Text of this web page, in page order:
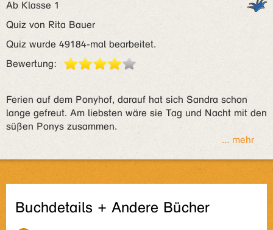
Ab Klasse 1
Quiz von Rita Bauer
Quiz wurde 49184-mal bearbeitet.
Bewertung:
Ferien auf dem Ponyhof, darauf hat sich Sandra schon
lange gefreut. Am liebsten wäre sie Tag und Nacht mit den
süßen Ponys zusammen.
... mehr
Buchdetails + Andere Bücher